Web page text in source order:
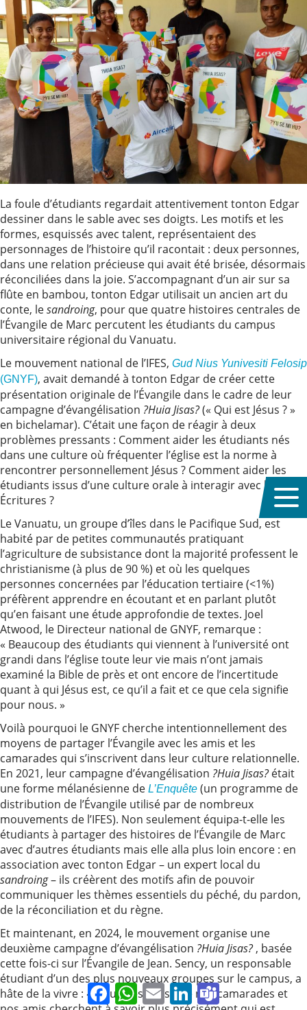
La foule d’étudiants regardait attentivement tonton Edgar
dessiner dans le sable avec ses doigts. Les motifs et les
formes, esquissés avec talent, représentaient des
personnages de l’histoire qu’il racontait : deux personnes,
dans une relation précieuse qui avait été brisée, désormais
réconciliées dans la joie. S’accompagnant d’un air sur sa
flûte en bambou, tonton Edgar utilisait un ancien art du
conte, lesandroing, pour que quatre histoires centrales de
l’Évangile de Marc percutent les étudiants du campus
universitaire régional du Vanuatu.
Le mouvement national de l’IFES, Gud Nius Yunivesiti Felosip
(GNYF), avait demandé à tonton Edgar de créer cette
présentation originale de l’Évangile dans le cadre de leur
campagne d’évangélisation ?Huia Jisas?(« Qui est Jésus ? »
en bichelamar). C’était une façon de réagir à deux
problèmes pressants : Comment aider les étudiants nés
dans une culture où fréquenter l’église est la norme à
rencontrer personnellement Jésus ? Comment aider les
étudiants issus d’une culture orale à interagir avec les
Écritures ?
Le Vanuatu, un groupe d’îles dans le Pacifique Sud, est
habité par de petites communautés pratiquant
l’agriculture de subsistance dont la majorité professent le
christianisme (à plus de 90 %) et où les quelques
personnes concernées par l’éducation tertiaire (<1%)
préfèrent apprendre en écoutant et en parlant plutôt
qu’en faisant une étude approfondie de textes. Joel
Atwood, le Directeur national de GNYF, remarque :
« Beaucoup des étudiants qui viennent à l’université ont
grandi dans l’église toute leur vie mais n’ont jamais
examiné la Bible de près et ont encore de l’incertitude
quant à qui Jésus est, ce qu’il a fait et ce que cela signifie
pour nous. »
Voilà pourquoi le GNYF cherche intentionnellement des
moyens de partager l’Évangile avec les amis et les
camarades qui s’inscrivent dans leur culture relationnelle.
En 2021, leur campagne d’évangélisation ?Huia Jisas?était
une forme mélanésienne de L’Enquête (un programme de
distribution de l’Évangile utilisé par de nombreux
mouvements de l’IFES). Non seulement équipa-t-elle les
étudiants à partager des histoires de l’Évangile de Marc
avec d’autres étudiants mais elle alla plus loin encore : en
association avec tonton Edgar – un expert local du
sandroing– ils créèrent des motifs afin de pouvoir
communiquer les thèmes essentiels du péché, du pardon,
de la réconciliation et du règne.
Et maintenant, en 2024, le mouvement organise une
deuxième campagne d’évangélisation ?Huia Jisas?, basée
cette fois-ci sur l’Évangile de Jean. Sency, un responsable
étudiant d’un des plus nouveaux groupes sur le campus, a
hâte de la vivre : « Nous désirons que nos camarades et
FacebookWhatsAppEmail LinkedIn